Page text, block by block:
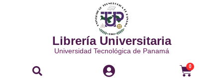
Librería Universitaria
Universidad Tecnológica de Panamá
Buscar 0